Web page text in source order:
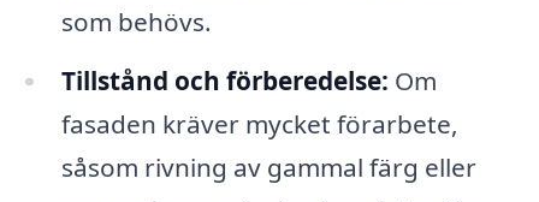
som behövs.
Tillstånd och förberedelse: Om
fasaden kräver mycket förarbete,
såsom rivning av gammal färg eller